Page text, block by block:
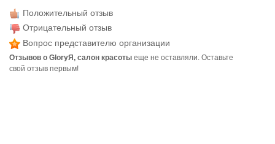
Положительный отзыв
Отрицательный отзыв
Вопрос представителю организации
Отзывов о GloryЯ, салон красоты еще не оставляли. Оставьте
свой отзыв первым!